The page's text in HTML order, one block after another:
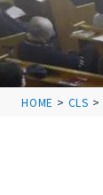
HOME > CLS >